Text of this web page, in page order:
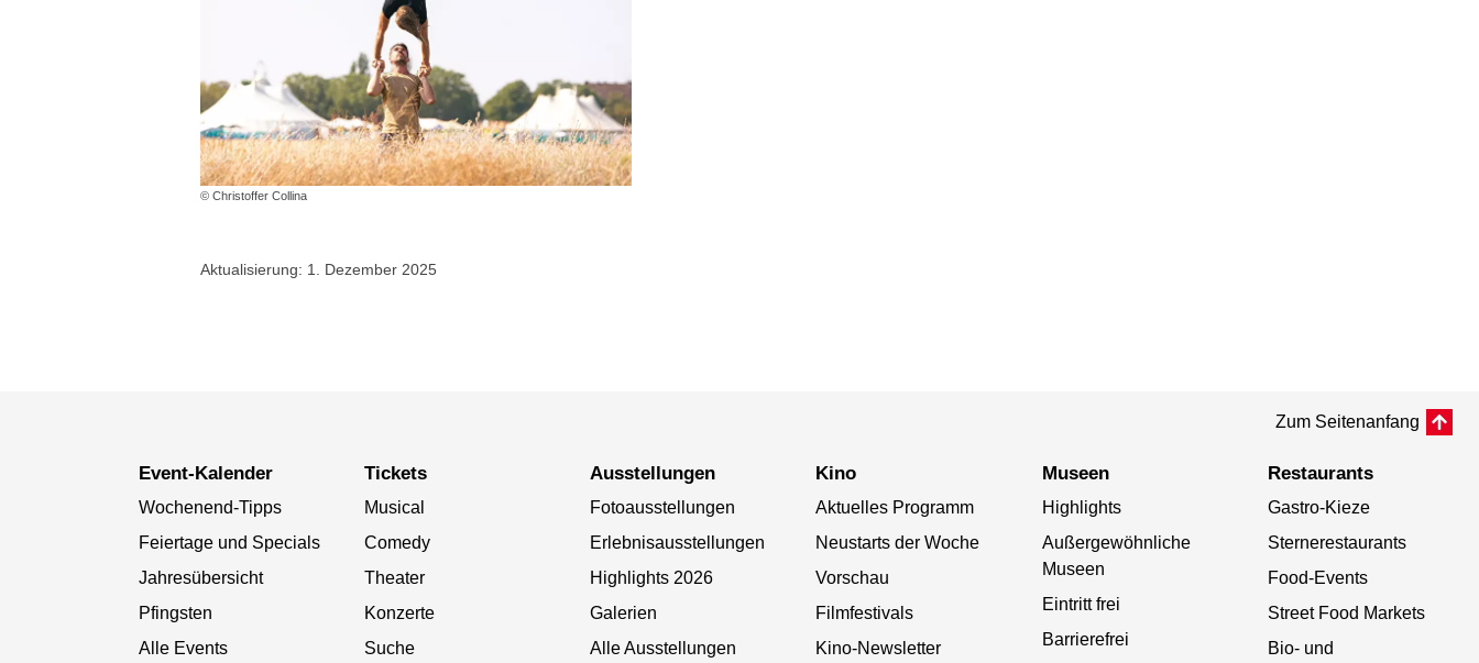
© Christoffer Collina
Aktualisierung: 1. Dezember 2025
Zum Seitenanfang
Event-Kalender
Wochenend-Tipps
Feiertage und Specials
Jahresübersicht
Pfingsten
Alle Events
Tickets
Musical
Comedy
Theater
Konzerte
Suche
Ausstellungen
Fotoausstellungen
Erlebnisausstellungen
Highlights 2026
Galerien
Alle Ausstellungen
Kino
Aktuelles Programm
Neustarts der Woche
Vorschau
Filmfestivals
Kino-Newsletter
Museen
Highlights
Außergewöhnliche
Museen
Eintritt frei
Barrierefrei
Restaurants
Gastro-Kieze
Sternerestaurants
Food-Events
Street Food Markets
Bio- und